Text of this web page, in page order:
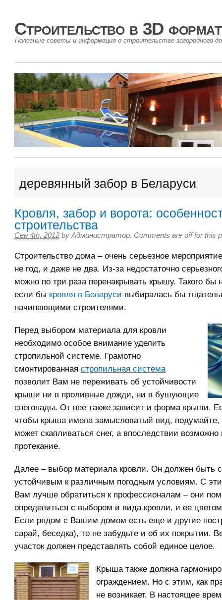
Строительство в 3D
Полезные советы и информация о строительстве загородного
деревянный забор в Беларуси
Кровля, забор и ворота:
строительства
Сен 4th, 2012 by Администратор. Comments are off for this
Строительство дома – очень серьезное
не год, и даже не два. Из-за недостаточно
можно по три раза перенакрывать крышу. Такого бы
если бы кровля в Беларуси выбиралась бы
начинающими строителями.
Перед выбором материала для кровли
необходимо особое внимание уделить
стропильной системе. Грамотно
смонтированная стропильная система
позволит Вам не переживать об устойчивости
крыши ни в проливные дожди, ни в бушующие
снегопады. От нее также зависит и форма крыши.
чтобы крыша имела замысловатый вид, подумайте,
может скапливаться снег, а впоследствии возможно
протекание.
Далее – выбор материала кровли. Он должен быть
устойчивым к различным погодным условиям. С
Вам лучше обратиться к профессионалам – они
определиться с выбором и вида кровли, и ее
Если рядом с Вашим домом есть еще и другие
сарай, беседка), то не забудьте и об их покрытии.
участок должен представлять собой единое целое.
Крыша также должна
ограждением. Но с этим, как
не возникает. В настоящее